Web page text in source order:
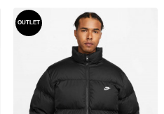
OUTLET